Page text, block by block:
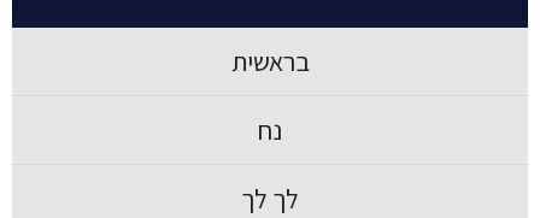
בראשית
נח
לך לך